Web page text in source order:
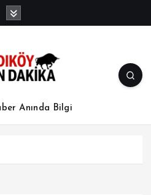
Anında Bilgi